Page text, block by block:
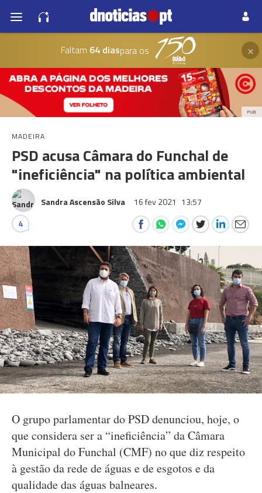
Faltam 64 diaspara os ×
PUB
MADEIRA
PSD acusa Câmara do Funchal de
"ineficiência" na política ambiental
Sandra Ascensão Silva 16 fev 2021 13:57
4
O grupo parlamentar do PSD denunciou, hoje, o
que considera ser a “ineficiência” da Câmara
Municipal do Funchal (CMF) no que diz respeito
à gestão da rede de águas e de esgotos e da
qualidade das águas balneares.